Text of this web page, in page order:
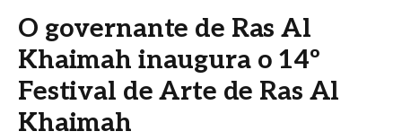
O governante de Ras Al
Khaimah inaugura o 14º
Festival de Arte de Ras Al
Khaimah